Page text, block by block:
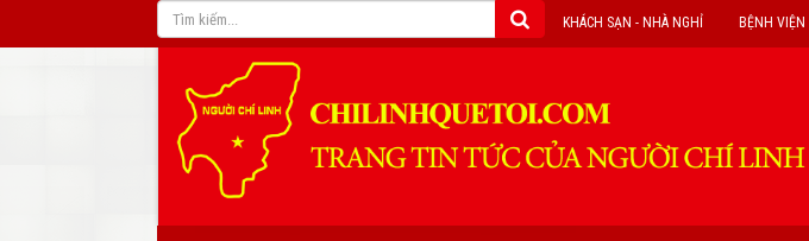
BỆNH VIỆN
KHÁCH SẠN - NHÀ NGHỈ